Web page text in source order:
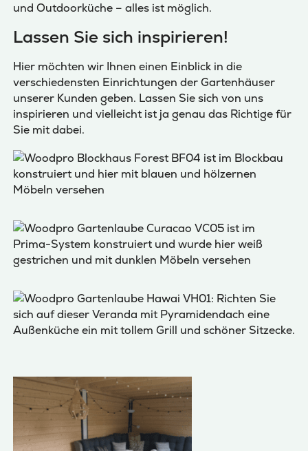
und Outdoorküche – alles ist möglich.
Lassen Sie sich inspirieren!
Hier möchten wir Ihnen einen Einblick in die
verschiedensten Einrichtungen der Gartenhäuser
unserer Kunden geben. Lassen Sie sich von uns
inspirieren und vielleicht ist ja genau das Richtige für
Sie mit dabei.